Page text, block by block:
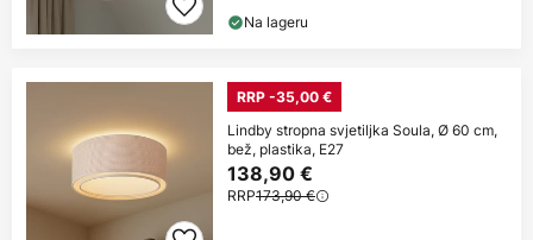
Na lageru
RRP -35,00 €
Lindby stropna svjetiljka Soula, Ø 60 cm,
bež, plastika, E27
138,90 €
RRP173,90 €